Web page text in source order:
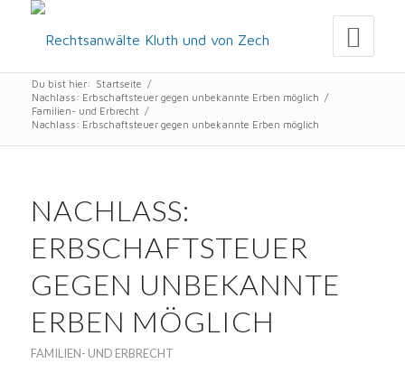
Du bist hier: Startseite
/
Nachlass: Erbschaftsteuer gegen unbekannte Erben möglich
/
Familien- und Erbrecht /
Nachlass: Erbschaftsteuer gegen unbekannte Erben möglich
NACHLASS:
ERBSCHAFTSTEUER
GEGEN UNBEKANNTE
ERBEN MÖGLICH
FAMILIEN- UND ERBRECHT